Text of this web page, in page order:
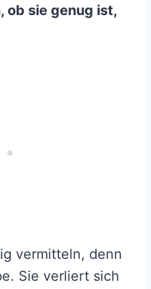
ob sie genug ist,
vermitteln, denn
Sie verliert sich